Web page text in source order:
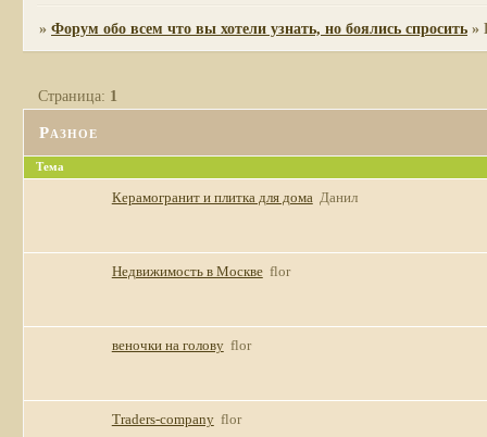
»Форум обо всем что вы хотели узнать, но боялись спросить »
Разное
Страница: 1
Тема
Керамогранит и плитка для дома Данил
Недвижимость в Москве flor
веночки на голову flor
Traders-company flor